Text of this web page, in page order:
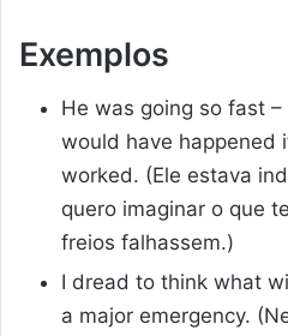
Exemplos
He was going so fast
would have happened
worked. (Ele estava
quero imaginar o que
freios falhassem.)
I dread to think what
a major emergency.